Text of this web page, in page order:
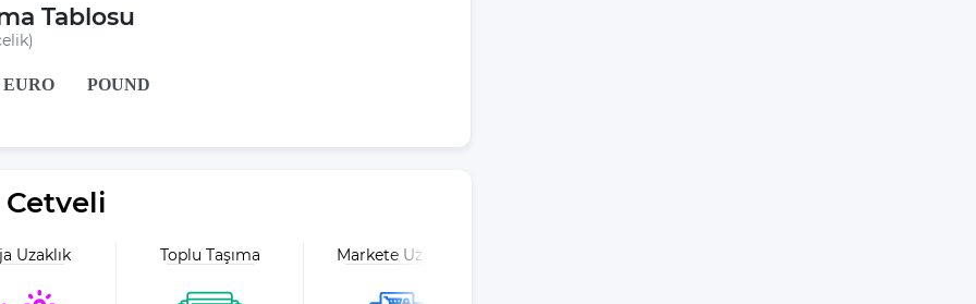
Tablosu
EURO POUND
Cetveli
Uzaklık Toplu Taşıma Markete Uzaklık